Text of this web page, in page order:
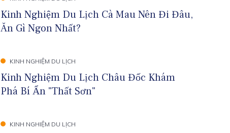
Kinh Nghiệm Du Lịch Cà Mau Nên Đi Đâu,
Ăn Gì Ngon Nhất?
KINH NGHIỆM DU LỊCH
Kinh Nghiệm Du Lịch Châu Đốc Khám
Phá Bí Ẩn "Thất Sơn"
KINH NGHIỆM DU LỊCH